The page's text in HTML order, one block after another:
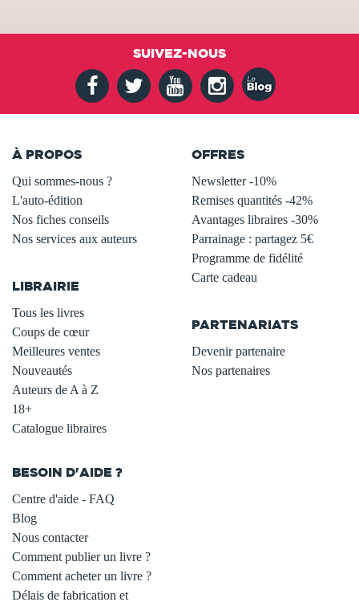
SUIVEZ-NOUS
À PROPOS
Qui sommes-nous ?
L'auto-édition
Nos fiches conseils
Nos services aux auteurs
LIBRAIRIE
Tous les livres
Coups de cœur
Meilleures ventes
Nouveautés
Auteurs de A à Z
18+
Catalogue libraires
OFFRES
Newsletter -10%
Remises quantités -42%
Avantages libraires -30%
Parrainage : partagez 5€
Programme de fidélité
Carte cadeau
PARTENARIATS
Devenir partenaire
Nos partenaires
BESOIN D'AIDE ?
Centre d'aide - FAQ
Blog
Nous contacter
Comment publier un livre ?
Comment acheter un livre ?
Délais de fabrication et